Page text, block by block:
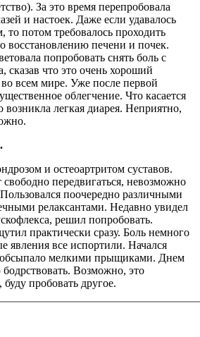
За это время перепробовала
и настоек. Даже если удавалось
то потом требовалось проходить
восстановлению печени и почек.
попробовать снять боль с
что это очень хороший
всем мире. Уже после первой
облегчение. Что касается
легкая диарея. Неприятно,
и остеоартритом суставов.
передвигаться, невозможно
поочередно различными
релаксантами. Недавно увидел
решил попробовать.
практически сразу. Боль немного
явления все испортили. Начался
обсыпало мелкими прыщиками. Днем
бодрствовать. Возможно, это
пробовать другое.